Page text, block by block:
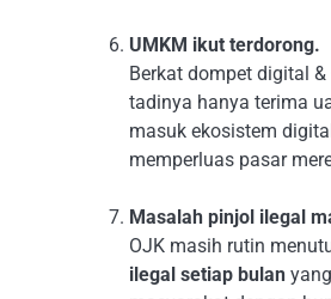
UMKM ikut terdorong.
Berkat dompet digital &
tadinya hanya terima
masuk ekosistem
memperluas pasar
Masalah pinjol ilegal
OJK masih rutin
ilegal setiap bulan